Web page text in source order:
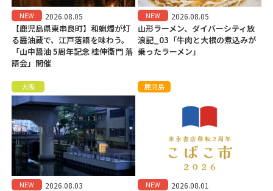
NEW 2026.08.05
【鹿児島県東串良町】和蝋燭が灯
る醤油蔵で、江戸落語を味わう。
「山中醤油 5周年記念 桂伸衛門 落
語会」開催
NEW 2026.08.05
山形ラーメン、ダイバーシティ放
浪記_03「牛肉と大根の煮込みが
乗ったラーメン」
大阪
NEW 2026.08.03
鹿児島
NEW 2026.08.01